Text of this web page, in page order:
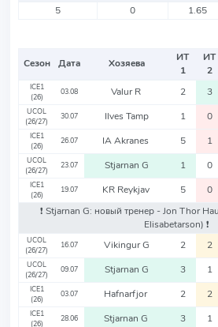
5
0 1.65
Сезон Дата Хозяева
ИТ
1
ИТ
2
ICE1
(26)
03.08 Valur R 2 3
UCOL
(26/27)
30.07 Ilves Tamp 1 0
ICE1
(26)
26.07 IA Akranes 5 1
UCOL
(26/27)
23.07 Stjarnan G 1 0
ICE1
(26)
19.07 KR Reykjav 5 0
❗️ Stjarnan G: новый тренер - Jon Thor
Elisabetarson) ❗️
UCOL
(26/27)
16.07 Vikingur G 2 2
UCOL
(26/27)
09.07 Stjarnan G 3 1
ICE1
(26)
03.07 Hafnarfjor 2 2
ICE1
(26)
28.06 Stjarnan G 3 1